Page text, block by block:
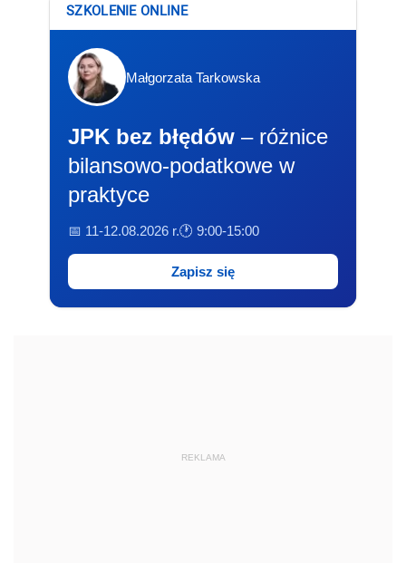
SZKOLENIE ONLINE
Małgorzata Tarkowska
JPK bez błędów – różnice
bilansowo-podatkowe w
praktyce
📅 11-12.08.2026 r.🕐 9:00-15:00
Zapisz się
REKLAMA